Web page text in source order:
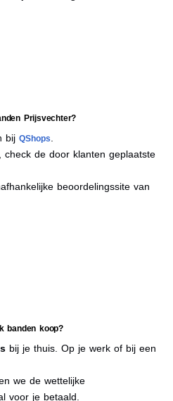
Prijsvechter?
bij QShops
check de door klanten geplaatste
beoordelingssite van
banden koop?
bij je thuis. Op je werk of bij een
we de wettelijke
voor je betaald.